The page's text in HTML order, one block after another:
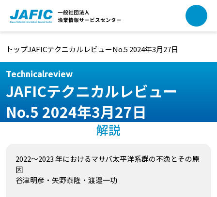
トップJAFICテクニカルレビューNo.5 2024年3月27日
JAFICテクニカルレビュー
No.5 2024年3月27日
Technicalreview
解説
2022～2023 年におけるマサバ太平洋系群の不漁とその原
因
谷津明彦・矢野泰隆・渡邉一功